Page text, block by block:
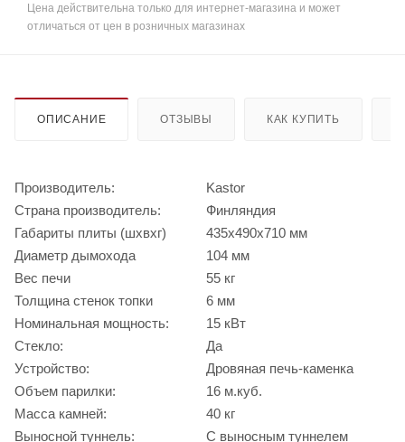
Цена действительна только для интернет-магазина и может
отличаться от цен в розничных магазинах
ОПИСАНИЕ ОТЗЫВЫ КАК КУПИТЬ
Производитель:
Kastor
Страна производитель:
Финляндия
Габариты плиты (шхвхг)
435х490х710 мм
Диаметр дымохода
104 мм
Вес печи
55 кг
Толщина стенок топки
6 мм
Номинальная мощность:
15 кВт
Стекло:
Да
Устройство:
Дровяная печь-каменка
Объем парилки:
16 м.куб.
Масса камней:
40 кг
Выносной туннель:
С выносным туннелем